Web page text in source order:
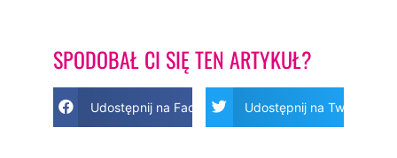
SPODOBAŁ CI SIĘ TEN ARTYKUŁ?
Udostępnij na Facebook Udostępnij na Twitter